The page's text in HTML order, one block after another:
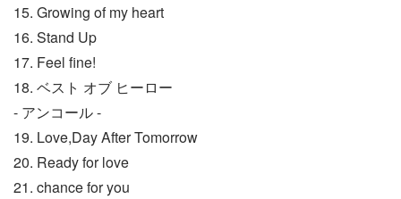
15. Growing of my heart
16. Stand Up
17. Feel fine!
18. ベスト オブ ヒーロー
- アンコール -
19. Love,Day After Tomorrow
20. Ready for love
21. chance for you